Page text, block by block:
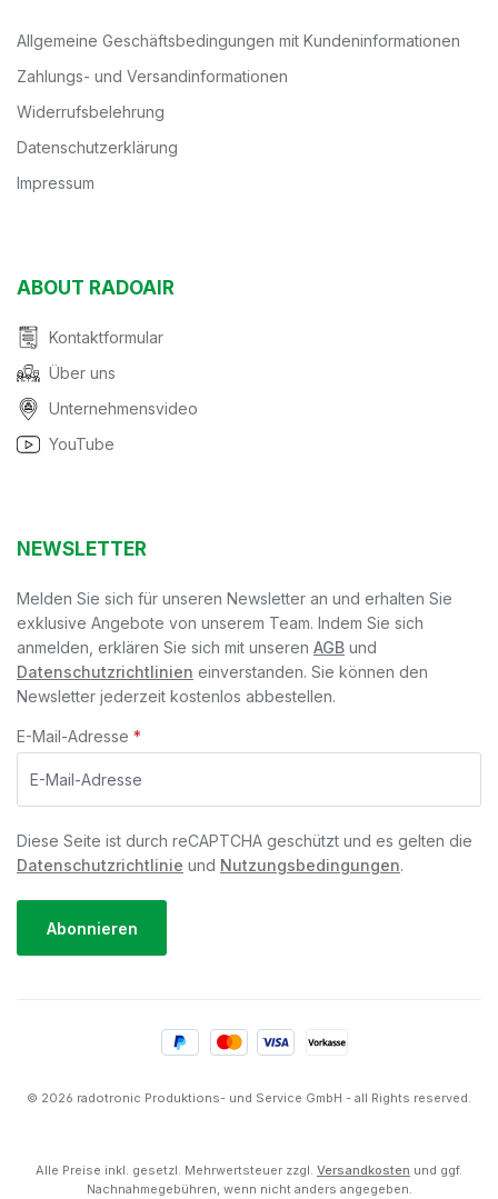
Allgemeine Geschäftsbedingungen mit Kundeninformationen
Zahlungs- und Versandinformationen
Widerrufsbelehrung
Datenschutzerklärung
Impressum
ABOUT RADOAIR
Kontaktformular
Über uns
Unternehmensvideo
YouTube
NEWSLETTER
Melden Sie sich für unseren Newsletter an und erhalten Sie
exklusive Angebote von unserem Team. Indem Sie sich
anmelden, erklären Sie sich mit unseren AGB und
Datenschutzrichtlinien einverstanden. Sie können den
Newsletter jederzeit kostenlos abbestellen.
E-Mail-Adresse *
Diese Seite ist durch reCAPTCHA geschützt und es gelten die
Datenschutzrichtlinie und Nutzungsbedingungen.
Abonnieren
© 2026 radotronic Produktions- und Service GmbH - all Rights reserved.
Alle Preise inkl. gesetzl. Mehrwertsteuer zzgl. Versandkosten und ggf.
Nachnahmegebühren, wenn nicht anders angegeben.